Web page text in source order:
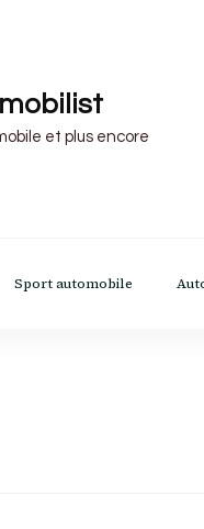
et plus encore
Sport automobile